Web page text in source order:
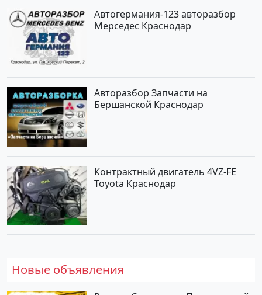
Автогермания-123 авторазбор
Мерседес Краснодар
Авторазбор Запчасти на
Бершанской Краснодар
Контрактный двигатель 4VZ-FE
Toyota Краснодар
Новые объявления